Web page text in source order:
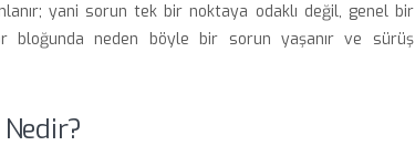
yani sorun tek bir noktaya odaklı değil, genel bir
bloğunda neden böyle bir sorun yaşanır ve sürüş